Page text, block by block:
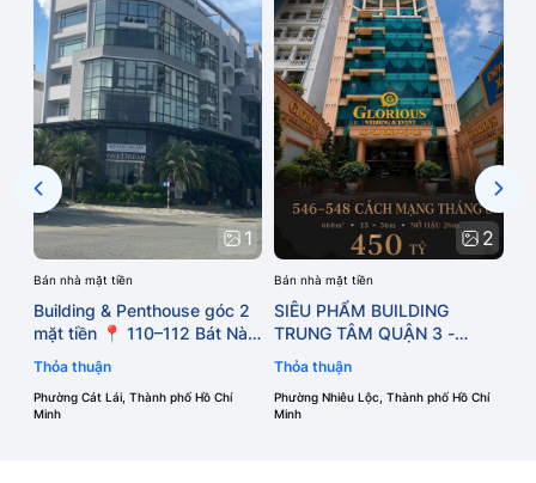
1
Bán nhà mặt tiền
Building & Penthouse góc 2
mặt tiền 📍 110–112 Bát Nàn,
TTHC Thủ Đức , phường Cát
Lái - TP.HCM
Thỏa thuận
Phường Cát Lái, Thành phố Hồ Chí
Minh
2
Bán nhà mặt tiền
SIÊU PHẨM BUILDING
TRUNG TÂM QUẬN 3 -
PHƯỜNG NHIÊU LỘC - TP.
HCM
Thỏa thuận
Phường Nhiêu Lộc, Thành phố Hồ Chí
Minh